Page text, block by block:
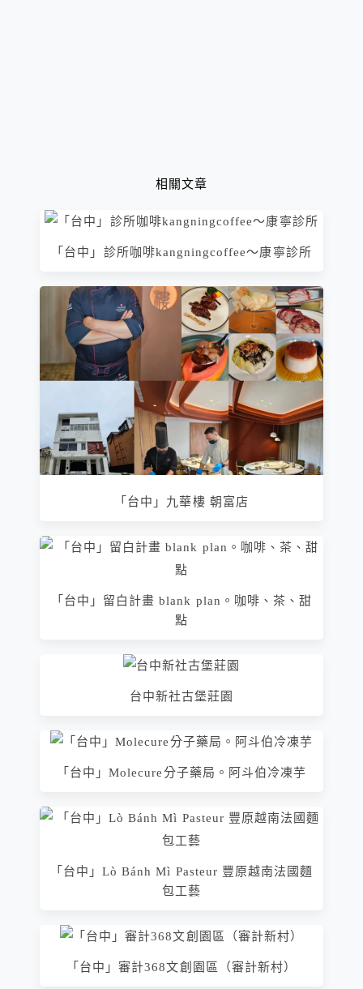
相關文章
「台中」診所咖啡kangningcoffee～康寧診所
「台中」九華樓 朝富店
「台中」留白計畫 blank plan。咖啡、茶、甜
點
台中新社古堡莊園
「台中」Molecure分子藥局。阿斗伯冷凍芋
「台中」Lò Bánh Mì Pasteur 豐原越南法國麵
包工藝
「台中」審計368文創園區（審計新村）